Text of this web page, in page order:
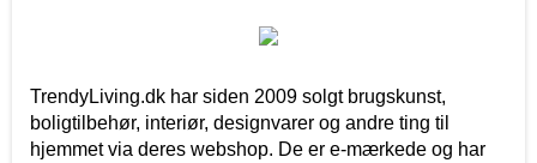
TrendyLiving.dk har siden 2009 solgt brugskunst,
boligtilbehør, interiør, designvarer og andre ting til
hjemmet via deres webshop. De er e-mærkede og har